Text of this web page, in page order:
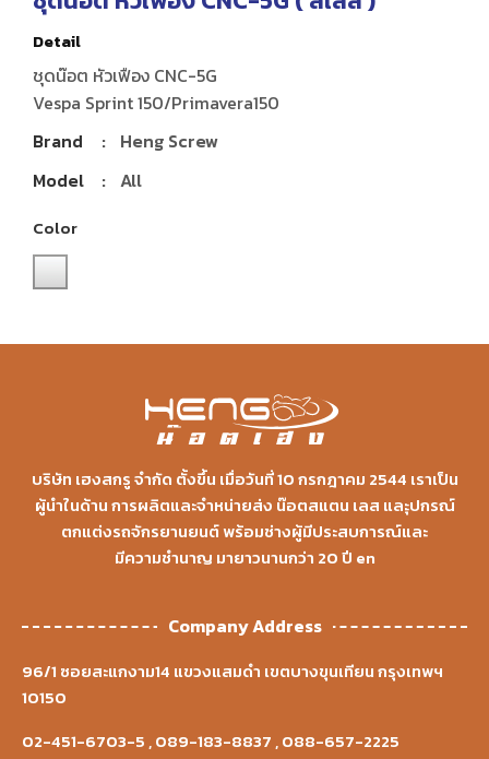
Detail
ชุดน๊อต หัวเฟือง CNC-5G
Vespa Sprint 150/Primavera150
Brand
: Heng Screw
Model
: All
Color
บริษัท เฮงสกรู จำกัด ตั้งขึ้น เมื่อวันที่ 10 กรกฎาคม 2544 เราเป็น
ผู้นำในด้าน การผลิตและจำหน่ายส่ง น๊อตสแตน เลส และุปกรณ์
ตกแต่งรถจักรยานยนต์ พร้อมช่างผู้มีประสบการณ์และ
มีความชำนาญ มายาวนานกว่า 20 ปี en
Company Address
96/1 ซอยสะแกงาม14 แขวงแสมดำ เขตบางขุนเทียน กรุงเทพฯ
10150
02-451-6703-5,089-183-8837,088-657-2225